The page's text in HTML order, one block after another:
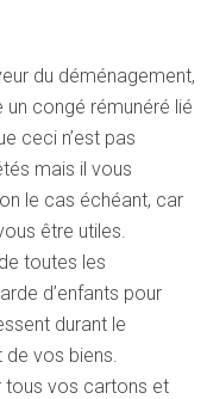
du déménagement,
un congé rémunéré lié
ceci n’est pas
mais il vous
le cas échéant, car
être utiles.
toutes les
d’enfants pour
durant le
vos biens.
tous vos cartons et